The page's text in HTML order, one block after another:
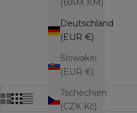
(BAM КМ)
Deutschland
(EUR €)
Slowakei
(EUR €)
Tschechien
(CZK Kč)